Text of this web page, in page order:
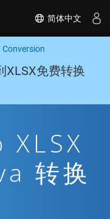
简体中文
Conversion
XLSX免费转换
XLSX
转换